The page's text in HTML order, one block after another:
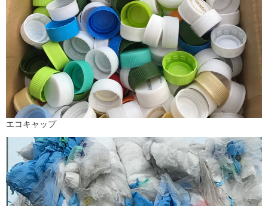
エコキャップ